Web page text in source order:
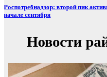
Роспотребнадзор: второй пик
начале сентября